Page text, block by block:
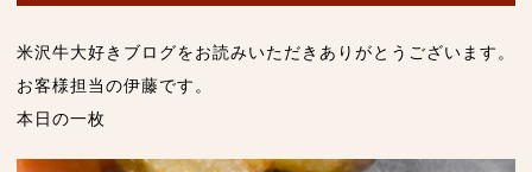
米沢牛大好きブログをお読みいただきありがとうございます。
お客様担当の伊藤です。
本日の一枚